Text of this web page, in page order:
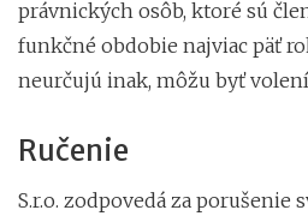
právnických osôb, ktoré sú
funkčné obdobie najviac päť
neurčujú inak, môžu byť
Ručenie
S.r.o. zodpovedá za porušenie